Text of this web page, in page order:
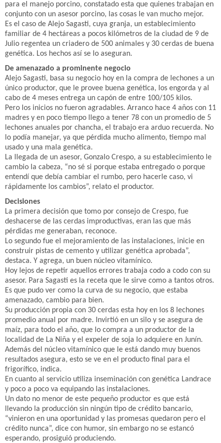
para el manejo porcino, constatado esta que quienes trabajan en
conjunto con un asesor porcino, las cosas le van mucho mejor.
Es el caso de Alejo Sagasti, cuya granja, un establecimiento
familiar de 4 hectáreas a pocos kilómetros de la ciudad de 9 de
Julio regentea un criadero de 500 animales y 30 cerdas de buena
genética. Los hechos así se lo aseguran.
De amenazado a prominente negocio
Alejo Sagasti, basa su negocio hoy en la compra de lechones a un
único productor, que le provee buena genética, los engorda y al
cabo de 4 meses entrega un capón de entre 100/105 kilos.
Pero los inicios no fueron agradables. Arranco hace 4 años con 11
madres y en poco tiempo llego a tener 78 con un promedio de 5
lechones anuales por chancha, el trabajo era arduo recuerda. No
lo podía manejar, ya que pérdida mucho alimento, tiempo mal
usado y una mala genética.
La llegada de un asesor, Gonzalo Crespo, a su establecimiento le
cambio la cabeza, “no sé si porque estaba entregado o porque
entendí que debía cambiar el rumbo, pero hacerle caso, vi
rápidamente los cambios”, relato el productor.
Decisiones
La primera decisión que tomo por consejo de Crespo, fue
deshacerse de las cerdas improductivas, eran las que más
pérdidas me generaban, reconoce.
Lo segundo fue el mejoramiento de las instalaciones, inicie en
construir pistas de cemento y utilizar genética aprobada”,
destaca. Y agrega, un buen núcleo vitamínico.
Hoy lejos de repetir aquellos errores trabaja codo a codo con su
asesor. Para Sagasti es la receta que le sirve como a tantos otros.
Es que pudo ver como la curva de su negocio, que estaba
amenazado, cambio para bien.
Su producción propia con 30 cerdas esta hoy en los 8 lechones
promedio anual por madre. Invirtió en un silo y se asegura de
maíz, para todo el año, que lo compra a un productor de la
localidad de La Niña y el expeler de soja lo adquiere en Junín.
Además del núcleo vitamínico que le está dando muy buenos
resultados asegura, esto se ve en el producto final para el
frigorífico, indica.
En cuanto al servicio utiliza inseminación con genética Landrace
y poco a poco va equipando las instalaciones.
Un dato no menor de este pequeño productor es que está
llevando la producción sin ningún tipo de crédito bancario,
“vinieron en una oportunidad y las promesas quedaron pero el
crédito nunca”, dice con humor, sin embargo no se estancó
esperando, prosiguió produciendo.